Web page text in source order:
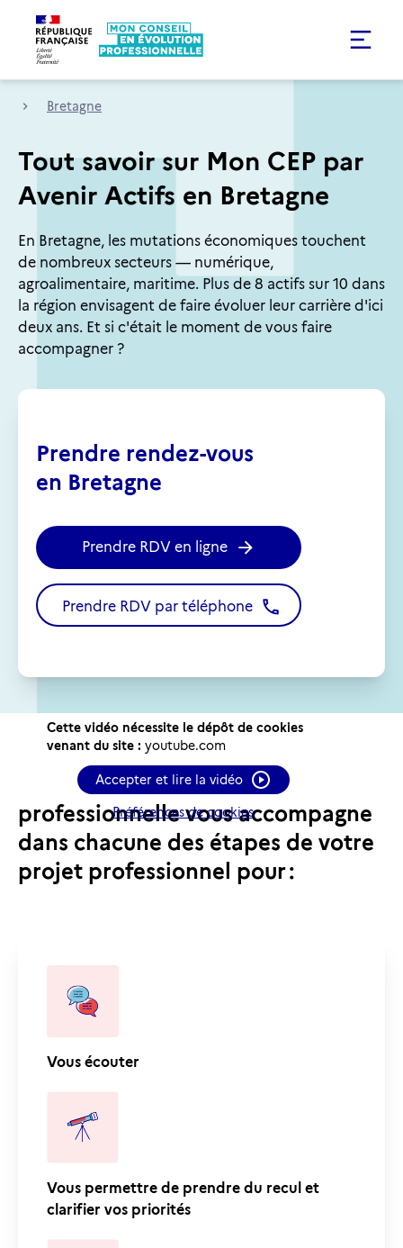
Bretagne
Tout savoir sur Mon CEP par
Avenir Actifs en Bretagne
En Bretagne, les mutations économiques touchent
de nombreux secteurs — numérique,
agroalimentaire, maritime. Plus de 8 actifs sur 10 dans
la région envisagent de faire évoluer leur carrière d'ici
deux ans. Et si c'était le moment de vous faire
accompagner ?
Prendre rendez-vous
en Bretagne
Prendre RDV en ligne
Prendre RDV par téléphone
Cette vidéo nécessite le dépôt de cookies
venant du site : youtube.com
Accepter et lire la vidéo
Préférences de cookies
Mon conseil en évolution
professionnelle vous accompagne
dans chacune des étapes de votre
projet professionnel pour :
Vous écouter
Vous permettre de prendre du recul et
clarifier vos priorités